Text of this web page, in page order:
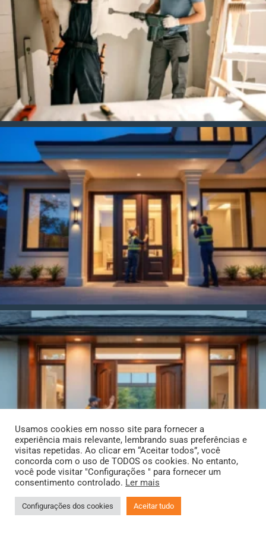
Usamos cookies em nosso site para fornecer a
experiência mais relevante, lembrando suas preferências e
visitas repetidas. Ao clicar em “Aceitar todos”, você
concorda com o uso de TODOS os cookies. No entanto,
você pode visitar "Configurações " para fornecer um
consentimento controlado. Ler mais
Configurações dos cookies Aceitar tudo